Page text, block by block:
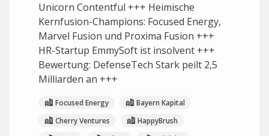
Unicorn Contentful +++ Heimische
Kernfusion-Champions: Focused Energy,
Marvel Fusion und Proxima Fusion +++
HR-Startup EmmySoft ist insolvent +++
Bewertung: DefenseTech Stark peilt 2,5
Milliarden an +++
Focused Energy
Bayern Kapital
Cherry Ventures
HappyBrush